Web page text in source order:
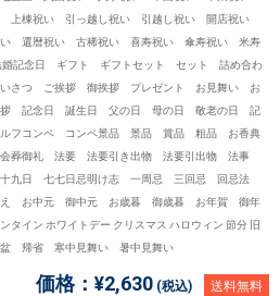
上棟祝い 引っ越し祝い 引越し祝い 開店祝い
還暦祝い 古稀祝い 喜寿祝い 傘寿祝い 米寿
記念日 ギフト ギフトセット セット 詰め合わ
つ ご挨拶 御挨拶 プレゼント お見舞い お
拶 記念日 誕生日 父の日 母の日 敬老の日 記
フコンペ コンペ景品 景品 賞品 粗品 お香典
御礼 法要 法要引き出物 法要引出物 法事
九日 七七日忌明け志 一周忌 三回忌 回忌法
お中元 御中元 お歳暮 御歳暮 お年賀 御年
ン ホワイトデー クリスマス ハロウィン 節分 旧
帰省 寒中見舞い 暑中見舞い
価格： ¥2,630 (税込)
送料無料